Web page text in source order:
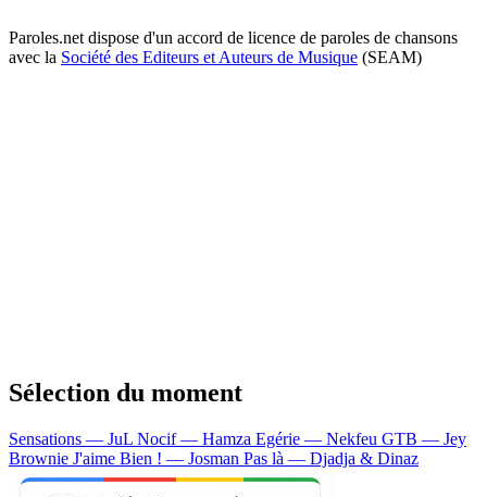
Paroles.net dispose d'un accord de licence de paroles de chansons
avec la Société des Editeurs et Auteurs de Musique (SEAM)
Sélection du moment
Sensations — JuL Nocif — Hamza Egérie — Nekfeu GTB — Jey
Brownie J'aime Bien ! — Josman Pas là — Djadja & Dinaz